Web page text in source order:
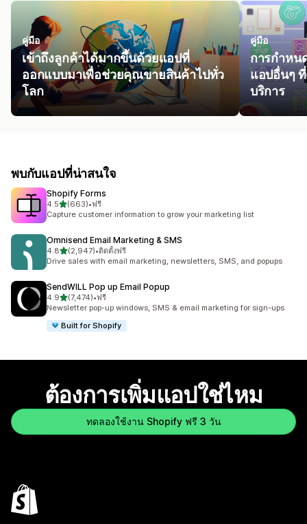
คู่มือ
เข้าถึงลูกค้าได้มากขึ้นด้วยแอปที่
ออกแบบมาเพื่อช่วยคุณขายสินค้าไปทั่ว
โลก
คู่มือ
การกำหน
แอปอื่นๆ
บริการ
พบกับแอปที่น่าสนใจ
Shopify Forms
4.5เต็ม 5 ดาว
(663)
ทั้งหมด 663 รีวิว
•ฟรี
Capture customer information to grow your marketing list
Omnisend Email Marketing & SMS
4.8เต็ม 5 ดาว
(2,947)
ทั้งหมด 2947 รีวิว
•ติดตั้งฟรี
Drive sales with email marketing, newsletters, SMS, and popups
SendWILL Pop up Email Popup
4.9เต็ม 5 ดาว
(7,474)
ทั้งหมด 7474 รีวิว
•ฟรี
Newsletter pop-up windows, SMS & email marketing for sign-ups
Built for Shopify
ต้องการเพิ่มแอปใช่ไหม
ทดลองใช้งาน Shopify ฟรี 3 วัน